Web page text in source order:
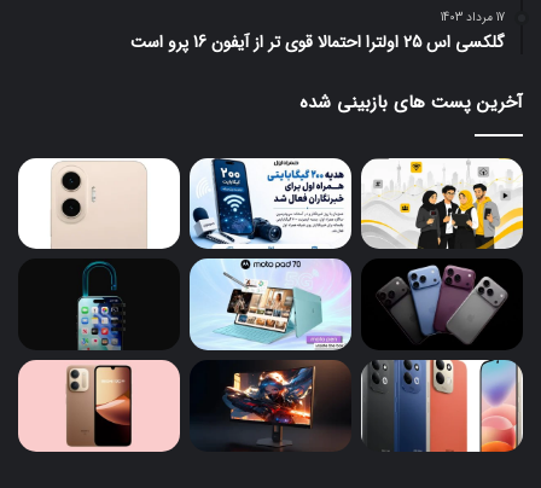
17 مرداد 1403
گلکسی اس 25 اولترا احتمالا قوی تر از آیفون 16 پرو است
آخرین پست های بازبینی شده